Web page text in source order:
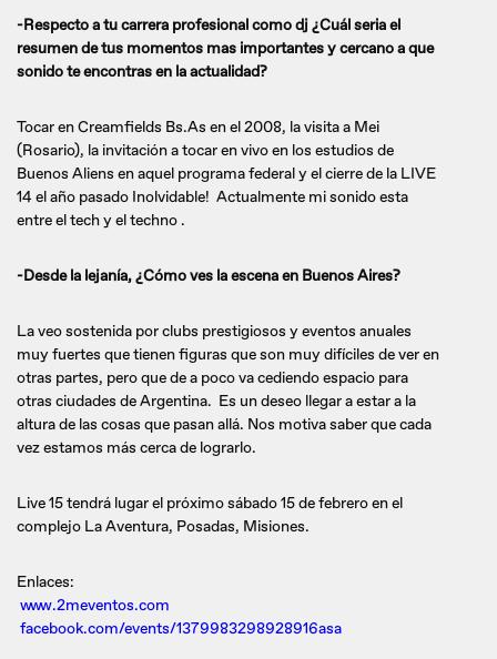
-Respecto a tu carrera profesional como dj ¿Cuál seria el
resumen de tus momentos mas importantes y cercano a que
sonido te encontras en la actualidad?
Tocar en Creamfields Bs.As en el 2008, la visita a Mei
(Rosario), la invitación a tocar en vivo en los estudios de
Buenos Aliens en aquel programa federal y el cierre de la LIVE
14 el año pasado Inolvidable! Actualmente mi sonido esta
entre el tech y el techno .
-Desde la lejanía, ¿Cómo ves la escena en Buenos Aires?
La veo sostenida por clubs prestigiosos y eventos anuales
muy fuertes que tienen figuras que son muy difíciles de ver en
otras partes, pero que de a poco va cediendo espacio para
otras ciudades de Argentina. Es un deseo llegar a estar a la
altura de las cosas que pasan allá. Nos motiva saber que cada
vez estamos más cerca de lograrlo.
Live 15 tendrá lugar el próximo sábado 15 de febrero en el
complejo La Aventura, Posadas, Misiones.
Enlaces:
www.2meventos.com
facebook.com/events/1379983298928916asa